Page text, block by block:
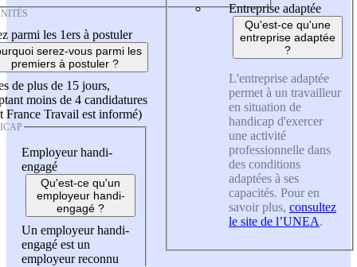
parmi les 1ers à postuler
serez-vous parmi les
premiers à postuler ?
de plus de 15 jours,
moins de 4 candidatures
France Travail est informé)
Employeur handi-
engagé
Qu'est-ce qu'un
employeur handi-
engagé ?
Un employeur handi-
engagé est un
employeur reconnu
Entreprise adaptée
Qu'est-ce qu'une
entreprise adaptée
?
L'entreprise adaptée
permet à un travailleur
en situation de
handicap d'exercer
une activité
professionnelle dans
des conditions
adaptées à ses
capacités. Pour en
savoir plus, consultez
le site de l’UNEA.